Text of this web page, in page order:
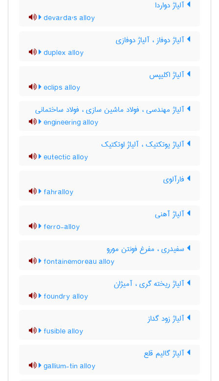
آلیاژ دواردا
devarda's alloy
آلیاژ دوفاز ، آلیاژ دوفازی
duplex alloy
آلیاژ اکلیپس
eclips alloy
آلیاژ مهندسی ، فولاد ماشین سازی ، فولاد ساختمانی
engineering alloy
آلیاژ یوتکتیک ، آلیاژ اوتکتیک
eutectic alloy
فارآلوی
fahralloy
آلیاژ آهنی
ferro-alloy
سفیدری ، مفرغ فونتن مورو
fontainemoreau alloy
آلیاژ ریخته گری ، آمیژان
foundry alloy
آلیاژ زود گداز
fusible alloy
آلیاژ گالیم قلع
gallium-tin alloy